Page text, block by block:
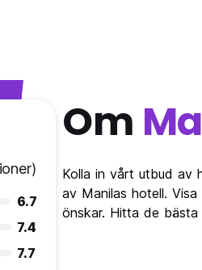
6.7
7.4
7.7
Om
Kolla in vårt utbud av
av Manilas hotell.
önskar. Hitta de bästa